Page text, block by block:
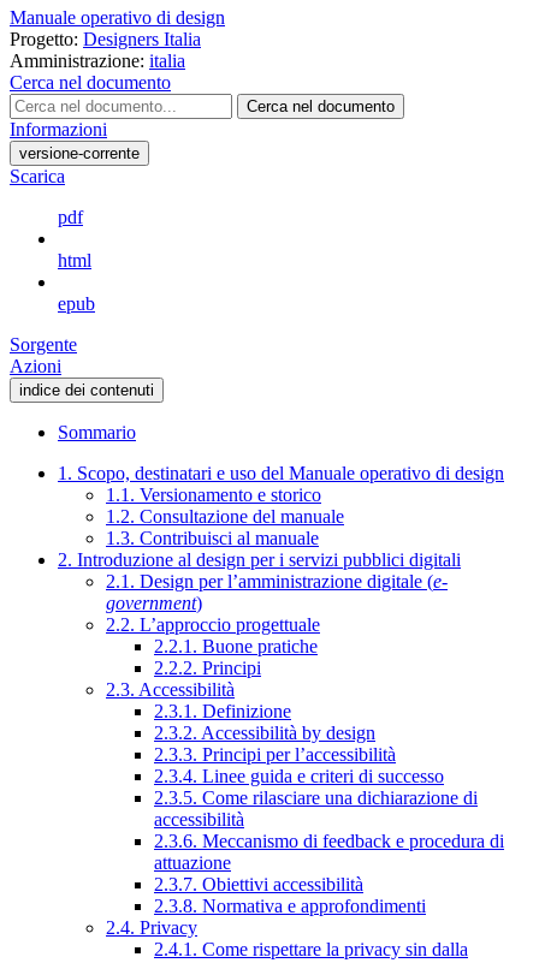
Manuale operativo di design
Progetto: Designers Italia
Amministrazione: italia
Cerca nel documento
Cerca nel documento
Informazioni
versione-corrente
Scarica
pdf
html
epub
Sorgente
Azioni
indice dei contenuti
Sommario
1. Scopo, destinatari e uso del Manuale operativo di design
1.1. Versionamento e storico
1.2. Consultazione del manuale
1.3. Contribuisci al manuale
2. Introduzione al design per i servizi pubblici digitali
2.1. Design per l’amministrazione digitale (e-
government)
2.2. L’approccio progettuale
2.2.1. Buone pratiche
2.2.2. Principi
2.3. Accessibilità
2.3.1. Definizione
2.3.2. Accessibilità by design
2.3.3. Principi per l’accessibilità
2.3.4. Linee guida e criteri di successo
2.3.5. Come rilasciare una dichiarazione di
accessibilità
2.3.6. Meccanismo di feedback e procedura di
attuazione
2.3.7. Obiettivi accessibilità
2.3.8. Normativa e approfondimenti
2.4. Privacy
2.4.1. Come rispettare la privacy sin dalla